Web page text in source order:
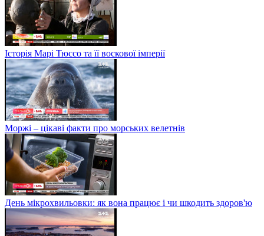
Історія Марі Тюссо та її воскової імперії
Моржі – цікаві факти про морських велетнів
День мікрохвильовки: як вона працює і чи шкодить здоров'ю